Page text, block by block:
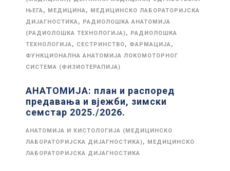
ЊЕГА, МЕДИЦИНА, МЕДИЦИНСКО ЛАБОРАТОРИЈСКА
ДИЈАГНОСТИКА, РАДИОЛОШКА АНАТОМИЈА
(РАДИОЛОШКА ТЕХНОЛОГИЈА), РАДИОЛОШКА
ТЕХНОЛОГИЈА, СЕСТРИНСТВО, ФАРМАЦИЈА,
ФУНКЦИОНАЛНА АНАТОМИЈА ЛОКОМОТОРНОГ
СИСТЕМА (ФИЗИОТЕРАПИЈА)
АНАТОМИЈА: план и распоред
предавања и вјежби, зимски
семстар 2025./2026.
АНАТОМИЈА И ХИСТОЛОГИЈА (МЕДИЦИНСКО
ЛАБОРАТОРИЈСКА ДИЈАГНОСТИКА), МЕДИЦИНСКО
ЛАБОРАТОРИЈСКА ДИЈАГНОСТИКА